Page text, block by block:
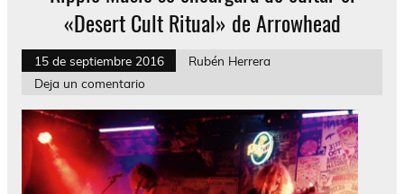
«Desert Cult Ritual» de Arrowhead
15 de septiembre 2016
Rubén Herrera
Deja un comentario